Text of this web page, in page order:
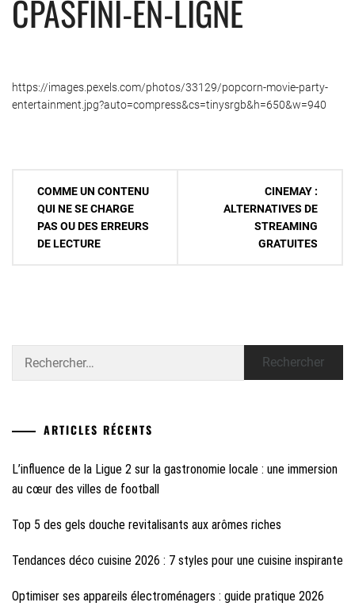
CPASFINI-EN-LIGNE
https://images.pexels.com/photos/33129/popcorn-movie-party-
entertainment.jpg?auto=compress&cs=tinysrgb&h=650&w=940
Navigation
l’article
COMME UN CONTENU
QUI NE SE CHARGE
PAS OU DES ERREURS
DE LECTURE
CINEMAY :
ALTERNATIVES DE
STREAMING
GRATUITES
ARTICLES RÉCENTS
L’influence de la Ligue 2 sur la gastronomie locale : une immersion
au cœur des villes de football
Top 5 des gels douche revitalisants aux arômes riches
Tendances déco cuisine 2026 : 7 styles pour une cuisine inspirante
Optimiser ses appareils électroménagers : guide pratique 2026